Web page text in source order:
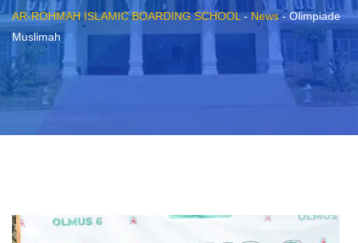
AR-ROHMAH ISLAMIC BOARDING SCHOOL-News- Olimpiade
Muslimah